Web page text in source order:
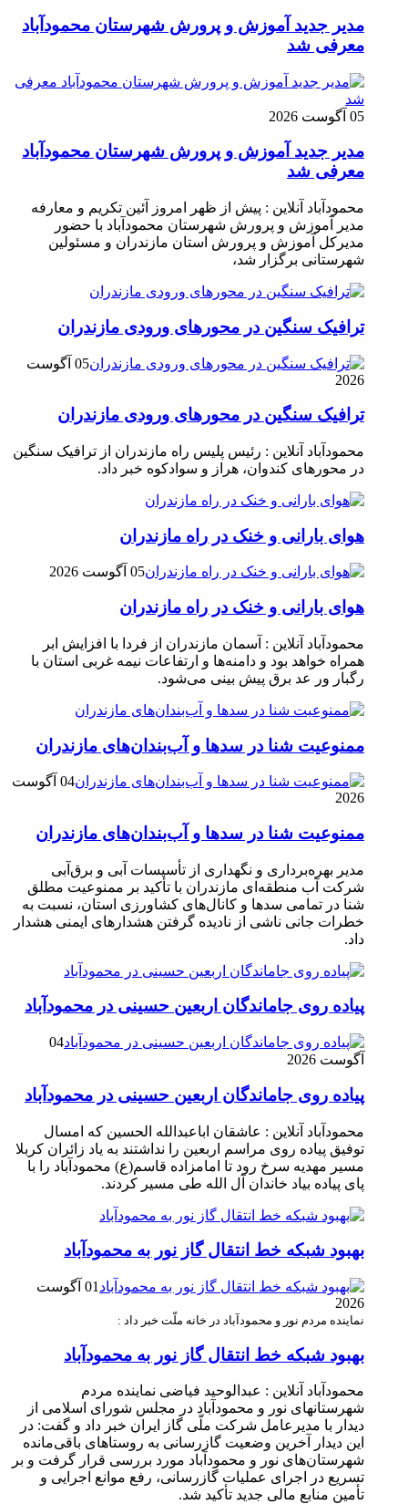
مدیر جدید آموزش و پرورش شهرستان محمودآباد
معرفی شد
05 آگوست 2026
مدیر جدید آموزش و پرورش شهرستان محمودآباد
معرفی شد
محمودآباد آنلاین : پیش از ظهر امروز آئین تکریم و معارفه
مدیر آموزش و پرورش شهرستان محمودآباد با حضور
مدیرکل آموزش و پرورش استان مازندران و مسئولین
شهرستانی برگزار شد،
ترافیک سنگین در محور‌های ورودی مازندران
05 آگوست
2026
ترافیک سنگین در محور‌های ورودی مازندران
محمودآباد آنلاین : رئیس پلیس راه مازندران از ترافیک سنگین
در محور‌های کندوان، هراز و سوادکوه خبر داد.
هوای بارانی و خنک در راه مازندران
05 آگوست 2026
هوای بارانی و خنک در راه مازندران
محمودآباد آنلاین : آسمان مازندران از فردا با افزایش ابر
همراه خواهد بود و دامنه‌ها و ارتفاعات نیمه غربی استان با
رگبار ور عد برق پیش بینی می‌شود.
ممنوعیت شنا در سدها و آب‌بندان‌‌های مازندران
04 آگوست
2026
ممنوعیت شنا در سدها و آب‌بندان‌‌های مازندران
مدیر بهره‌برداری و نگهداری از تأسیسات آبی و برق‌آبی
شرکت آب منطقه‌ای مازندران با تأکید بر ممنوعیت مطلق
شنا در تمامی سدها و کانال‌های کشاورزی استان، نسبت به
خطرات جانی ناشی از نادیده گرفتن هشدارهای ایمنی هشدار
داد.
پیاده روی جاماندگان اربعین حسینی در محمودآباد
04
آگوست 2026
پیاده روی جاماندگان اربعین حسینی در محمودآباد
محمودآباد آنلاین : عاشقان اباعبدالله الحسین که امسال
توفیق پیاده روی مراسم اربعین را نداشتند به یاد زائران کربلا
مسیر مهدیه سرخ رود تا امامزاده قاسم(ع) محمودآباد را با
پای پیاده بیاد خاندان آل الله طی مسیر کردند.
بهبود شبکه خط انتقال گاز نور به محمودآباد
01 آگوست
2026
نماینده مردم نور و محمودآباد در خانه ملّت خبر داد :
بهبود شبکه خط انتقال گاز نور به محمودآباد
محمودآباد آنلاین : عبدالوحید فیاضی نماینده مردم
شهرستانهای نور و محمودآباد در مجلس شورای اسلامی از
دیدار با مدیرعامل شرکت ملّی گاز ایران خبر داد و گفت: در
این دیدار آخرین وضعیت گازرسانی به روستاهای باقی‌مانده
شهرستان‌های نور و محمودآباد مورد بررسی قرار گرفت و بر
تسریع در اجرای عملیات گازرسانی، رفع موانع اجرایی و
تأمین منابع مالی جدید تأکید شد.